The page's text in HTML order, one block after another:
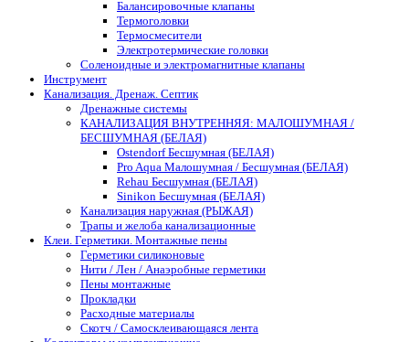
Балансировочные клапаны
Термоголовки
Термосмесители
Электротермические головки
Соленоидные и электромагнитные клапаны
Инструмент
Канализация. Дренаж. Септик
Дренажные системы
КАНАЛИЗАЦИЯ ВНУТРЕННЯЯ: МАЛОШУМНАЯ /
БЕСШУМНАЯ (БЕЛАЯ)
Ostendorf Бесшумная (БЕЛАЯ)
Pro Aqua Малошумная / Бесшумная (БЕЛАЯ)
Rehau Бесшумная (БЕЛАЯ)
Sinikon Бесшумная (БЕЛАЯ)
Канализация наружная (РЫЖАЯ)
Трапы и желоба канализационные
Клеи. Герметики. Монтажные пены
Герметики силиконовые
Нити / Лен / Анаэробные герметики
Пены монтажные
Прокладки
Расходные материалы
Скотч / Самосклеивающаяся лента